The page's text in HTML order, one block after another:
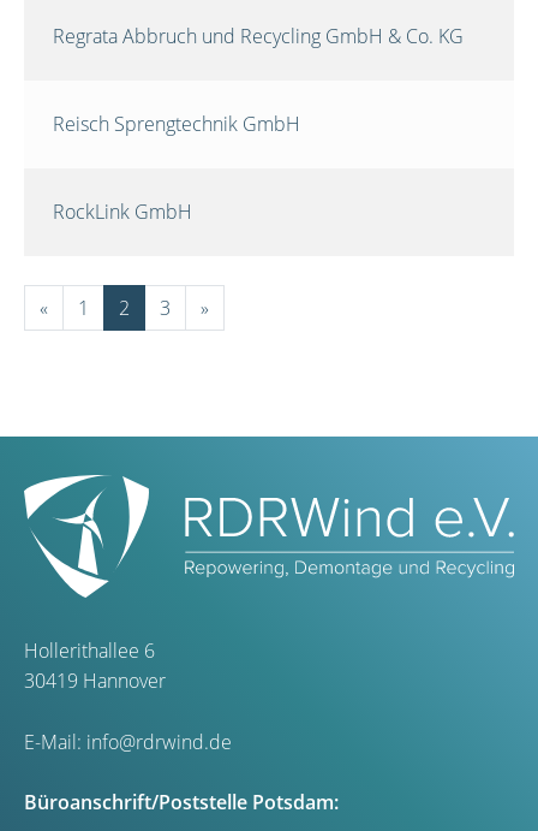
Regrata Abbruch und Recycling GmbH & Co. KG
Reisch Sprengtechnik GmbH
RockLink GmbH
« 1 2 3 »
Hollerithallee 6
30419 Hannover
E-Mail: info@rdrwind.de
Büroanschrift/Poststelle Potsdam: